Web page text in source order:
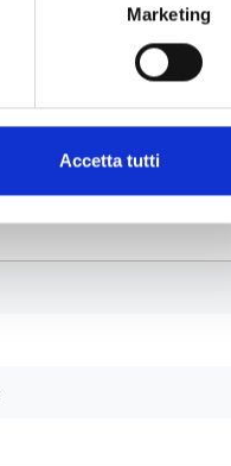
Marketing
Accetta tutti